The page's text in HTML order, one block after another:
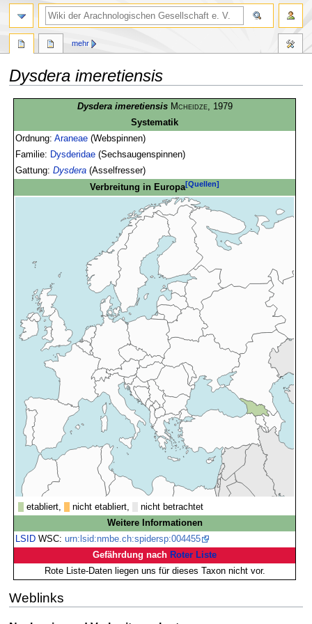
Dysdera imeretiensis
springen
springen
Dysdera imeretiensis Mcheidze, 1979
Systematik
Ordnung:Araneae (Webspinnen)
Familie: Dysderidae (Sechsaugenspinnen)
Gattung:Dysdera (Asselfresser)
Verbreitung in Europa[Quellen]
etabliert, nicht etabliert,
nicht betrachtet
Weitere Informationen
LSID WSC:urn:lsid:nmbe.ch:spidersp:004455
Gefährdung nach Roter Liste
Rote Liste-Daten liegen uns für dieses Taxon nicht vor.
Weblinks
mehr